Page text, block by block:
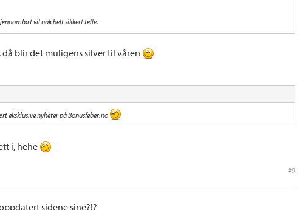
vil nok helt sikkert telle.
blir det muligens silver til våren
eksklusive nyheter på Bonusfeber.no
i, hehe
#9
sidene sine?!?